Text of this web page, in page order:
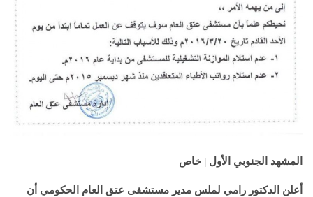
المشهد الجنوبي الأول | خاص
أعلن الدكتور رامي لملس مدير مستشفى عتق العام الحكومي أن